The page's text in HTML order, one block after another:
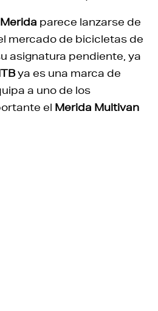
Merida parece lanzarse de
mercado de bicicletas de
asignatura pendiente, ya
ya es una marca de
a uno de los
el Merida Multivan